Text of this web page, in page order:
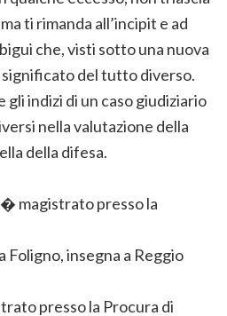
ti rimanda all’incipit e ad
che, visti sotto una nuova
del tutto diverso.
gli indizi di un caso giudiziario
nella valutazione della
della difesa.
magistrato presso la
Foligno, insegna a Reggio
presso la Procura di